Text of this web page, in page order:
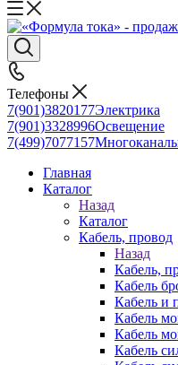
Телефоны
7(901)3820177Электрика
7(901)3328996Освещение
7(499)7077157
Главная
Каталог
Назад
Каталог
Кабель, провод
Назад
Кабель,
Кабель
Кабель и
Кабель
Кабель
Кабель